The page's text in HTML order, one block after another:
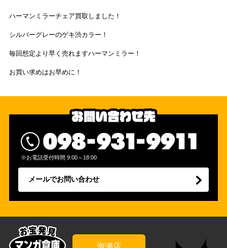
ハーマンミラーチェア買取しました！
シルバーグレーのゲキ渋カラー！
毎回想定より早く売れますハーマンミラー！
お買い求めはお早めに！
※お電話受付時間 9:00～18:00
メールでお問い合わせ
泡瀬店